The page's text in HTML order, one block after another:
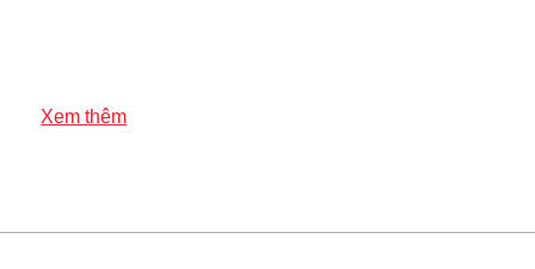
CV Cu/Mica/XLPE/FR-PVC(LSHF) 3x120+1x95 600V/
Xem thêm